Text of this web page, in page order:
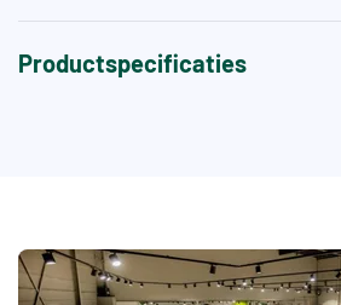
Productspecificaties